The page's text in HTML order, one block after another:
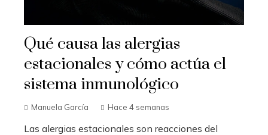
Qué causa las alergias
estacionales y cómo actúa el
sistema inmunológico
Manuela García Hace 4 semanas
Las alergias estacionales son reacciones del